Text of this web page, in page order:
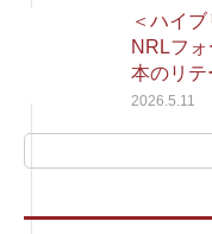
＜ハイ
NRLフ
本のリテ
2026.5.11